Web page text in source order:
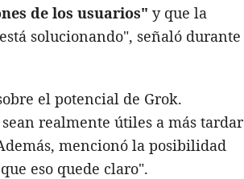
de los usuarios" y que la
solucionando", señaló durante
el potencial de Grok.
realmente útiles a más tardar
mencionó la posibilidad
eso quede claro".